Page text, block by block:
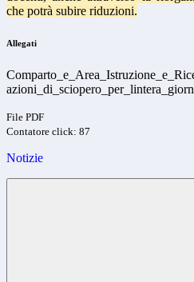
che potrà subire riduzioni.
Allegati
File PDF
Contatore click: 87
Notizie